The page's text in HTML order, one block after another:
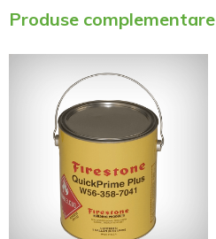
Produse complementare